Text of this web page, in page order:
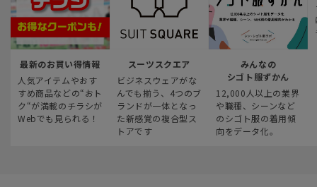
最新のお買い得情報
人気アイテムやおす
すめ商品などの“おト
ク“が満載のチラシが
Webでも見られる！
スーツスクエア
ビジネスウェアがな
んでも揃う、4つのブ
ランドが一体となっ
た新感覚の複合型ス
トアです
みんなの
シゴト服ずかん
12,000人以上の業界
や職種、シーンなど
のシゴト服の着用傾
向をデータ化。